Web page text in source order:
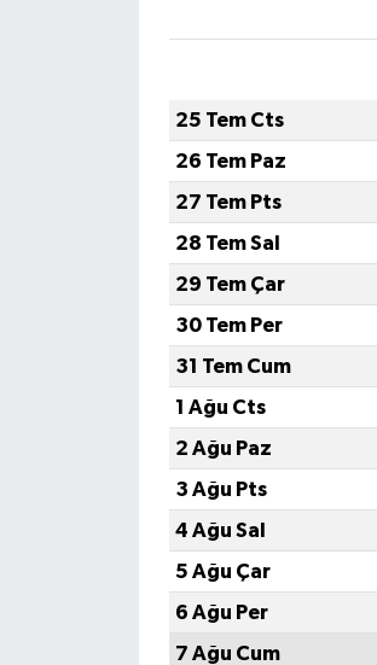
25 Tem Cts
26 Tem Paz
27 Tem Pts
28 Tem Sal
29 Tem Çar
30 Tem Per
31 Tem Cum
1 Ağu Cts
2 Ağu Paz
3 Ağu Pts
4 Ağu Sal
5 Ağu Çar
6 Ağu Per
7 Ağu Cum